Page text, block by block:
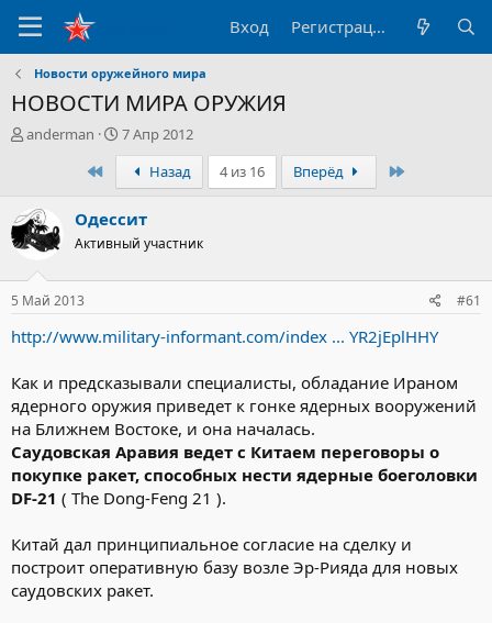
Вход Регистрация
Новости оружейного мира
НОВОСТИ МИРА ОРУЖИЯ
А
р
т
е
м
ы
anderman
Д
а
а
н
а
ч
7 Апр 2012
ПервыйНазад 4 из 16 Вперёд
Одессит
Активный участник
5 Май 2013 #61
http://www.military-informant.com/index ... YR2jEplHHY
Как и предсказывали специалисты, обладание Ираном
ядерного оружия приведет к гонке ядерных вооружений
на Ближнем Востоке, и она началась.
Саудовская Аравия ведет с Китаем переговоры о
покупке ракет, способных нести ядерные боеголовки
DF-21 ( The Dong-Feng 21 ).
Китай дал принципиальное согласие на сделку и
построит оперативную базу возле Эр-Рияда для новых
саудовских ракет.